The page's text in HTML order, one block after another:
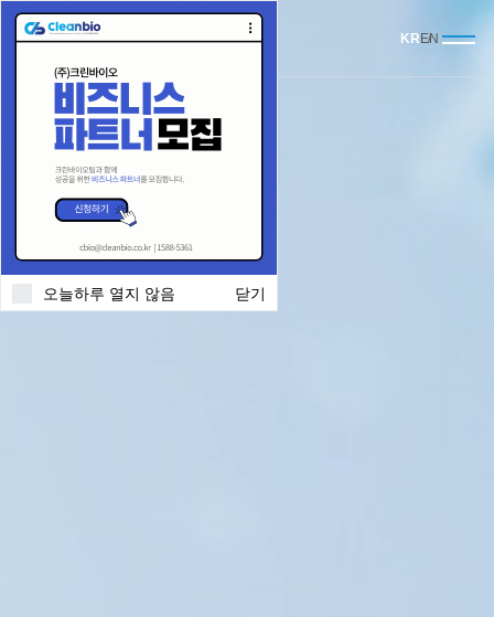
KR EN
오늘하루 열지 않음 닫기